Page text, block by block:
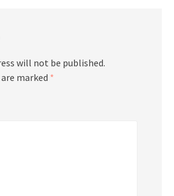
will not be published.
marked *